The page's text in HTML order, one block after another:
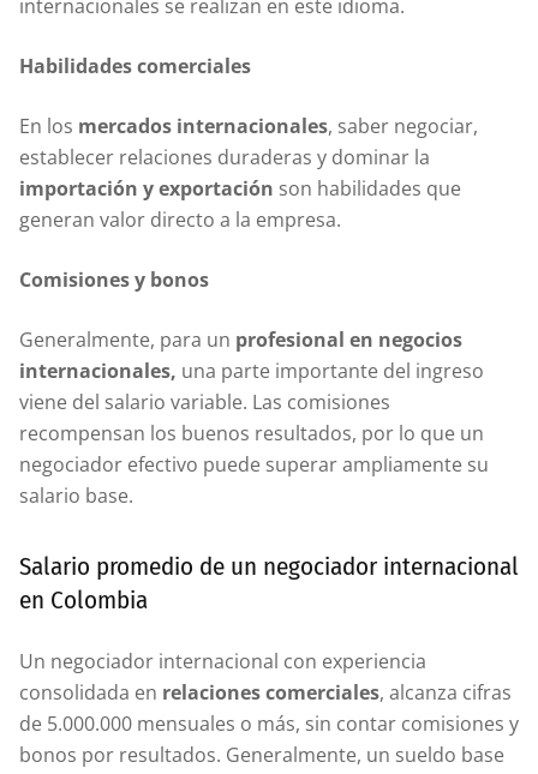
internacionales se realizan en este idioma.
Habilidades comerciales
En los mercados internacionales, saber negociar,
establecer relaciones duraderas y dominar la
importación y exportación son habilidades que
generan valor directo a la empresa.
Comisiones y bonos
Generalmente, para un profesional en negocios
internacionales, una parte importante del ingreso
viene del salario variable. Las comisiones
recompensan los buenos resultados, por lo que un
negociador efectivo puede superar ampliamente su
salario base.
Salario promedio de un negociador internacional
en Colombia
Un negociador internacional con experiencia
consolidada en relaciones comerciales, alcanza cifras
de 5.000.000 mensuales o más, sin contar comisiones y
bonos por resultados. Generalmente, un sueldo base